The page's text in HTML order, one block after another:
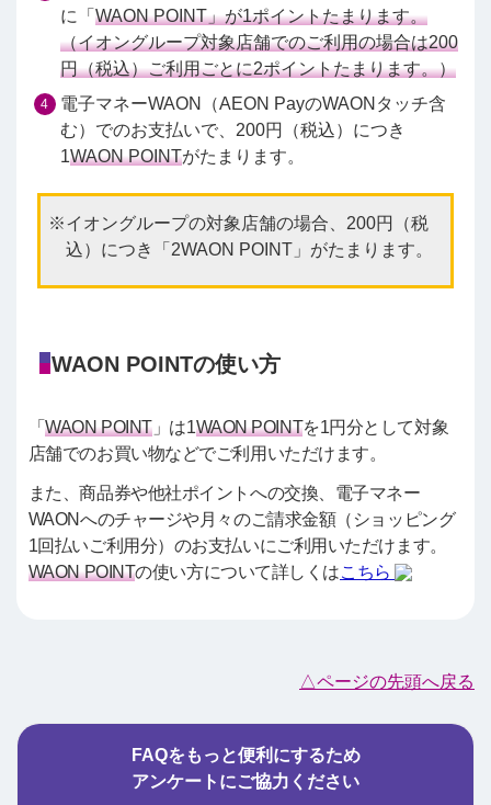
に「 WAON POINT」が1ポイントたまります。
（イオングループ対象店舗でのご利用の場合は200
円（税込）ご利用ごとに2ポイントたまります。）
電子マネーWAON（AEON PayのWAONタッチ含
む）でのお支払いで、200円（税込）につき
1WAON POINTがたまります。
イオングループの対象店舗の場合、200円（税
込）につき「2WAON POINT」がたまります。
WAON POINTの使い方
「WAON POINT」は1WAON POINTを1円分として対象
店舗でのお買い物などでご利用いただけます。
また、商品券や他社ポイントへの交換、電子マネー
WAONへのチャージや月々のご請求金額（ショッピング
1回払いご利用分）のお支払いにご利用いただけます。
WAON POINTの使い方について詳しくはこちら
△ページの先頭へ戻る
FAQをもっと便利にするため
アンケートにご協力ください